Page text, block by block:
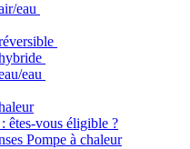
eau
eau
êtes-vous éligible ?
Pompe à chaleur